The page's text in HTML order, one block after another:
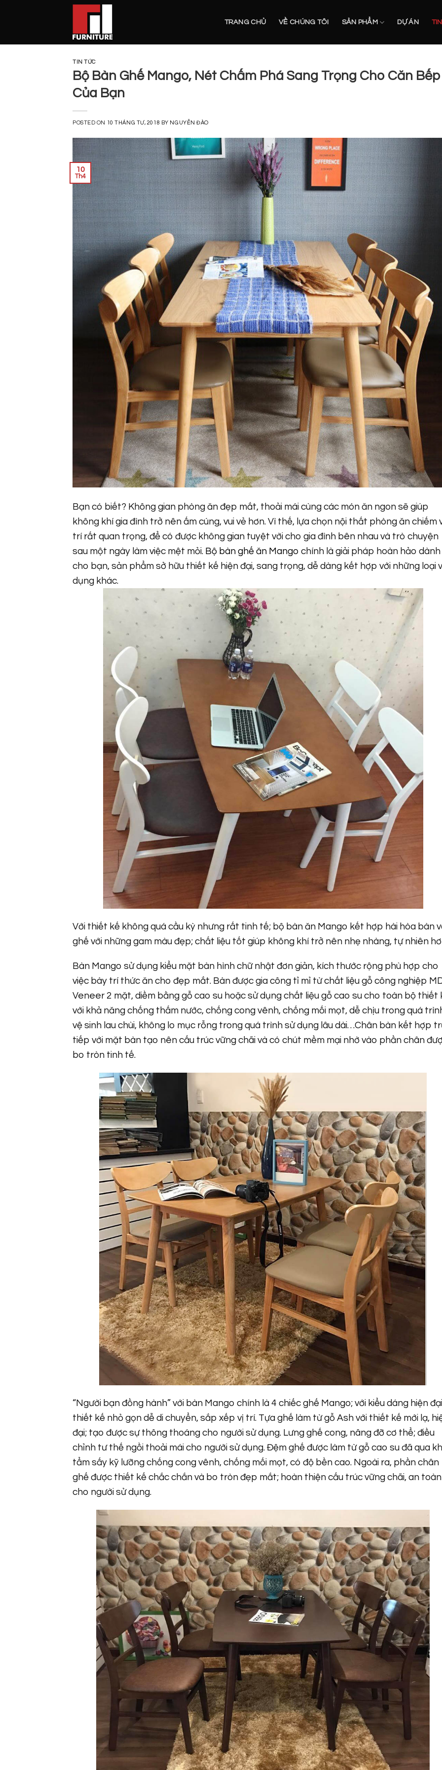
TRANG CHỦ VỀ CHÚNG TÔI SẢN PHẨM DỰ ÁN
TIN TỨC
Bộ Bàn Ghế Mango, Nét Chấm Phá Sang Trọng Cho Căn Bếp
Của Bạn
POSTED ON 10 THÁNG TƯ, 2018 BY NGUYỄN ĐÀO
10
Th4
Bạn có biết? Không gian phòng ăn đẹp mắt, thoải mái cùng các món ăn ngon sẽ giúp
không khí gia đình trở nên ấm cúng, vui vẻ hơn. Vì thế, lựa chọn nội thất phòng ăn chiếm
trí rất quan trọng, để có được không gian tuyệt vời cho gia đình bên nhau và trò chuyện
sau một ngày làm việc mệt mỏi. Bộ bàn ghế ăn Mango chính là giải pháp hoàn hảo dành
cho bạn, sản phẩm sở hữu thiết kế hiện đại, sang trọng, dễ dàng kết hợp với những loại
dụng khác.
Với thiết kế không quá cầu kỳ nhưng rất tinh tế; bộ bàn ăn Mango kết hợp hài hòa bàn
ghế với những gam màu đẹp; chất liệu tốt giúp không khí trở nên nhẹ nhàng, tự nhiên
Bàn Mango sử dụng kiểu mặt bàn hình chữ nhật đơn giản, kích thước rộng phù hợp cho
việc bày trí thức ăn cho đẹp mắt. Bàn được gia công tỉ mỉ từ chất liệu gỗ công nghiệp
Veneer 2 mặt, diềm bằng gỗ cao su hoặc sử dụng chất liệu gỗ cao su cho toàn bộ thiết
với khả năng chống thấm nước, chống cong vênh, chống mối mọt, dễ chịu trong quá
vệ sinh lau chùi, không lo mục rỗng trong quá trình sử dụng lâu dài…Chân bàn kết hợp
tiếp với mặt bàn tạo nên cấu trúc vững chãi và có chút mềm mại nhờ vào phần chân
bo tròn tinh tế.
“Người bạn đồng hành” với bàn Mango chính là 4 chiếc ghế Mango; với kiểu dáng hiện
thiết kế nhỏ gọn dễ di chuyển, sắp xếp vị trí. Tựa ghế làm từ gỗ Ash với thiết kế mới lạ,
đại; tạo được sự thông thoáng cho người sử dụng. Lưng ghế cong, nâng đỡ cơ thể; điều
chỉnh tư thế ngồi thoải mái cho người sử dụng. Đệm ghế được làm từ gỗ cao su đã qua
tẩm sấy kỹ lưỡng chống cong vênh, chống mối mọt, có độ bền cao. Ngoài ra, phần chân
ghế được thiết kế chắc chắn và bo tròn đẹp mắt; hoàn thiện cấu trúc vững chãi, an toàn
cho người sử dụng.